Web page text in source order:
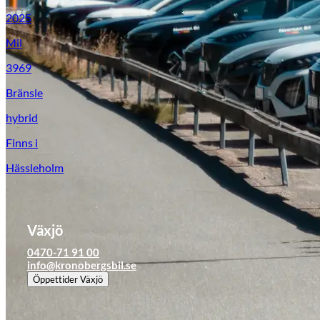
Leapmotor
Tillbehör & reservdelar
2025
Mil
3969
Bränsle
hybrid
Finns i
Hässleholm
Växjö
0470-71 91 00
info@kronobergsbil.se
ÖppettiderVäxjö